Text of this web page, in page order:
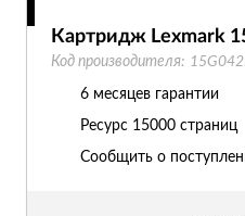
Картридж Lexmark
Код производителя:
6 месяцев гарантии
Ресурс 15000 страниц
Сообщить о